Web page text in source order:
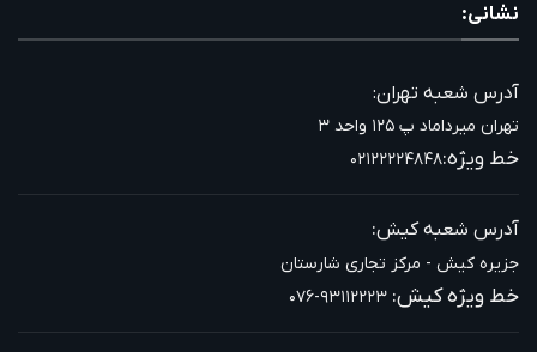
نشانی:
آدرس شعبه تهران:
تهران میرداماد پ ۱۲۵ واحد ۳
خط ویژه:۰۲۱۲۲۲۲۴۸۴۸
آدرس شعبه کیش:
جزیره کیش - مرکز تجاری شارستان
خط ویژه کیش: ۰۷۶-۹۳۱۱۲۲۲۳